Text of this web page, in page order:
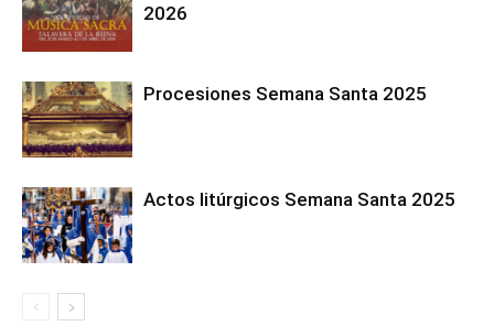
2026
Procesiones Semana Santa 2025
Actos litúrgicos Semana Santa 2025